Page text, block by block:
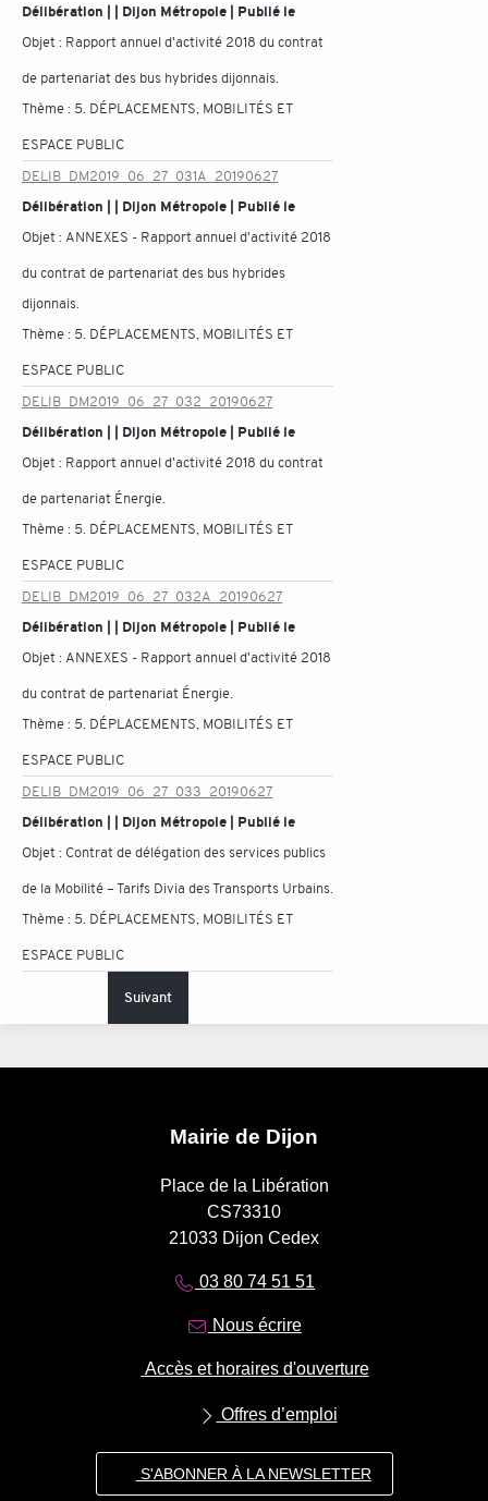
Délibération | | Dijon Métropole | Publié le
Objet : Rapport annuel d'activité 2018 du contrat
de partenariat des bus hybrides dijonnais.
Thème : 5. DÉPLACEMENTS, MOBILITÉS ET
ESPACE PUBLIC
DELIB_DM2019_06_27_031A_20190627
Délibération | | Dijon Métropole | Publié le
Objet : ANNEXES - Rapport annuel d'activité 2018
du contrat de partenariat des bus hybrides
dijonnais.
Thème : 5. DÉPLACEMENTS, MOBILITÉS ET
ESPACE PUBLIC
DELIB_DM2019_06_27_032_20190627
Délibération | | Dijon Métropole | Publié le
Objet : Rapport annuel d'activité 2018 du contrat
de partenariat Énergie.
Thème : 5. DÉPLACEMENTS, MOBILITÉS ET
ESPACE PUBLIC
DELIB_DM2019_06_27_032A_20190627
Délibération | | Dijon Métropole | Publié le
Objet : ANNEXES - Rapport annuel d'activité 2018
du contrat de partenariat Énergie.
Thème : 5. DÉPLACEMENTS, MOBILITÉS ET
ESPACE PUBLIC
DELIB_DM2019_06_27_033_20190627
Délibération | | Dijon Métropole | Publié le
Objet : Contrat de délégation des services publics
de la Mobilité – Tarifs Divia des Transports Urbains.
Thème : 5. DÉPLACEMENTS, MOBILITÉS ET
ESPACE PUBLIC
Suivant
Mairie de Dijon
Place de la Libération
CS73310
21033 Dijon Cedex
03 80 74 51 51
Nous écrire
Accès et horaires d'ouverture
Offres d’emploi
S'ABONNER À LA NEWSLETTER